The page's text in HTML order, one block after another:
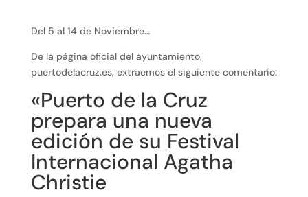
Del 5 al 14 de Noviembre…
De la página oficial del ayuntamiento,
puertodelacruz.es, extraemos el siguiente comentario:
«Puerto de la Cruz
prepara una nueva
edición de su Festival
Internacional Agatha
Christie